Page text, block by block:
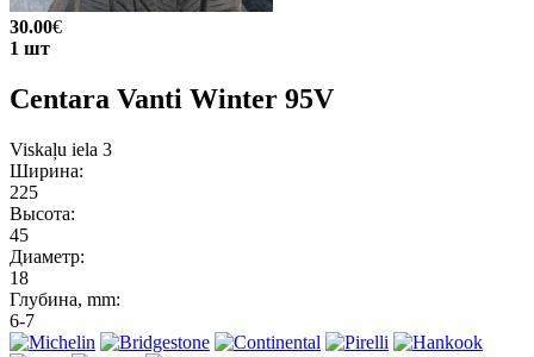
30.00€
1 шт
Centara Vanti Winter 95V
Viskaļu iela 3
Ширина:
225
Высота:
45
Диаметр:
18
Глубина, mm:
6-7